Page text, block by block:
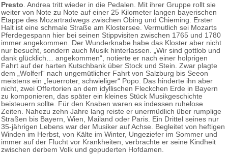
Presto . Andrea tritt wieder in die Pedalen. Mit ihrer Gruppe rollt sie
weiter von Note zu Note auf einer 25 Kilometer langen bayerischen
Etappe des Mozartradwegs zwischen Obing und Chieming. Erster
Halt ist eine schmale Straße am Klostersee. Vermutlich sei Mozarts
Pferdegespann hier bei seinen Stippvisiten zwischen 1765 und 1780
immer angekommen. Der Wunderknabe habe das Kloster aber nicht
nur besucht, sondern auch Musik hinterlassen. „Wir sind gottlob und
dank glücklich… angekommen“, notierte er nach einer holprigen
Fahrt auf der harten Kutschbank über Stock und Stein. Zwar plagte
dem „Wolferl“ nach ungemütlicher Fahrt von Salzburg bis Seeon
meistens ein „feuerroter, schwieliger“ Popo. Das hinderte ihn aber
nicht, zwei Offertorien an dem idyllischen Fleckchen Erde in Bayern
zu komponieren, das später ein kleines Stück Musikgeschichte
beisteuern sollte. Für den Knaben waren es indessen ruhelose
Zeiten. Nahezu zehn Jahre lang reiste er unermüdlich über rumplige
Straßen bis Bayern, Wien, Mailand oder Paris. Ein Drittel seines nur
35-jährigen Lebens war der Musiker auf Achse. Begleitet von heftigen
Winden im Herbst, von Kälte im Winter, Ungeziefer im Sommer und
immer auf der Flucht vor Krankheiten, verbrachte er seine Kindheit
zwischen derbem Volk und gepuderten Hofdamen.